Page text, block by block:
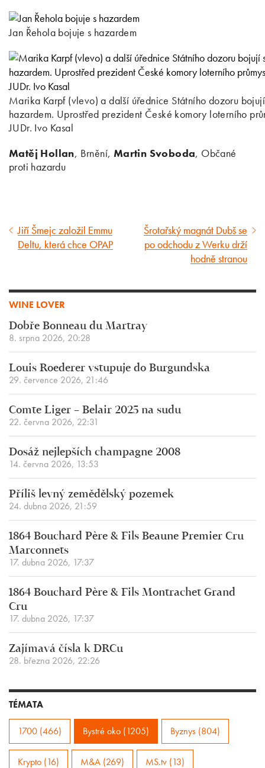
Jan Řehola bojuje s hazardem
Marika Karpf (vlevo) a další úřednice Státního dozoru
hazardem. Uprostřed prezident České komory loterního
JUDr. Ivo Kasal
Matěj Hollan, Brnění, Martin Svoboda, Občané
proti hazardu
Předcházející
článek
Jiří Šmejc založil Emmu
Deltu, která chce OPAP
Následující
článek
Šrotařský magnát Dubš se
po odchodu z Werku drží
hodně stranou
WINE LOVER
Dobře Bonneau du Martray
8. srpna 2026, 20:28
Louis Roederer vstupuje do Burgundska
29. července 2026, 21:46
Comte Liger – Belair 2025 na sudu
22. června 2026, 22:31
Dosáž nejlepších champagne 2008
14. června 2026, 13:53
Příliš levný zemědělský pozemek
24. dubna 2026, 21:59
1864 Bouchard Père & Fils Beaune Premier Cru
Marconnets
17. dubna 2026, 17:37
1864 Bouchard Père & Fils Montrachet Grand
Cru
17. dubna 2026, 17:37
Zajímavá čísla k DRCu
28. března 2026, 22:26
TÉMATA
1700 (466) Bystré oko (1205) Byznys (804)
Krypto (16) M&A (269) MS.tv (13)